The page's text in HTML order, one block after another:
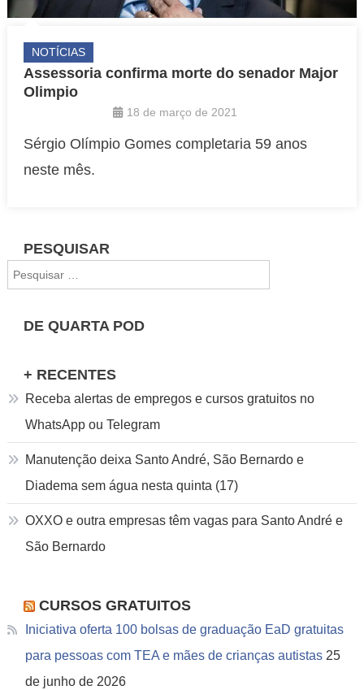
NOTÍCIAS
Assessoria confirma morte do senador Major
Olimpio
18 de março de 2021
Sérgio Olímpio Gomes completaria 59 anos
neste mês.
PESQUISAR
por:
DE QUARTA POD
+ RECENTES
Receba alertas de empregos e cursos gratuitos no
WhatsApp ou Telegram
Manutenção deixa Santo André, São Bernardo e
Diadema sem água nesta quinta (17)
OXXO e outra empresas têm vagas para Santo André e
São Bernardo
CURSOS GRATUITOS
Iniciativa oferta 100 bolsas de graduação EaD gratuitas
para pessoas com TEA e mães de crianças autistas 25
de junho de 2026